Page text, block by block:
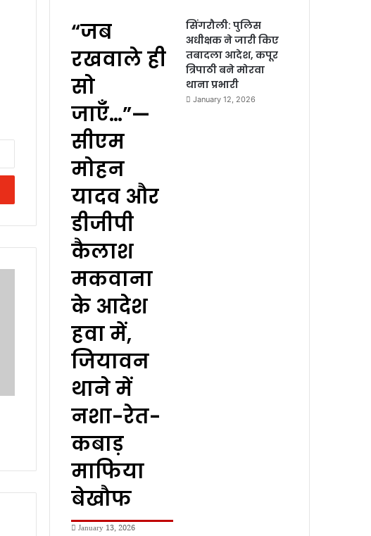
“जब
रखवाले ही
सो
जाएँ…”—
सीएम
मोहन
यादव और
डीजीपी
कैलाश
मकवाना
के आदेश
हवा में,
जियावन
थाने में
नशा-रेत-
कबाड़
माफिया
बेखौफ
January 13, 2026
सिंगरौली: पुलिस
अधीक्षक ने जारी किए
तबादला आदेश, कपूर
त्रिपाठी बने मोरवा
थाना प्रभारी
January 12, 2026